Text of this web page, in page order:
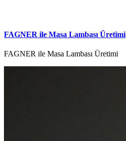
FAGNER ile Masa Lambası Üretimi
FAGNER ile Masa Lambası Üretimi